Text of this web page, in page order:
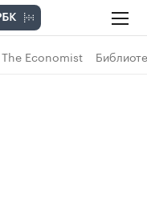
The Economist